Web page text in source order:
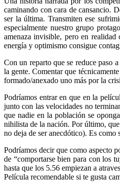
caminando con cara de cansancio.
ser la última. Transmiten ese
especialmente nuestro grupo
amenaza invisible, pero en
energía y optimismo consigue
Con un reparto que se reduce paso
la gente. Comentar que
formado/anexado uno más por la
Podríamos entrar en que en la
junto con las velocidades no
que nadie en la población se
nihilista de la nación. Por último,
no deja de ser anecdótico). Es
Podríamos decir que como aspecto
de “comportarse bien para con los
hasta que los 5.56 empiezan a
Película recomendable si te gusta